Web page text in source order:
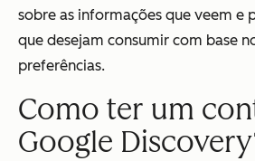
sobre as informações que veem e
que desejam consumir com base
preferências.
Como ter um
Google